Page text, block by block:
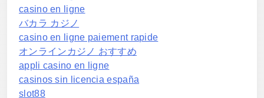
casino en ligne
バカラ カジノ
casino en ligne paiement rapide
オンラインカジノ おすすめ
appli casino en ligne
casinos sin licencia españa
slot88